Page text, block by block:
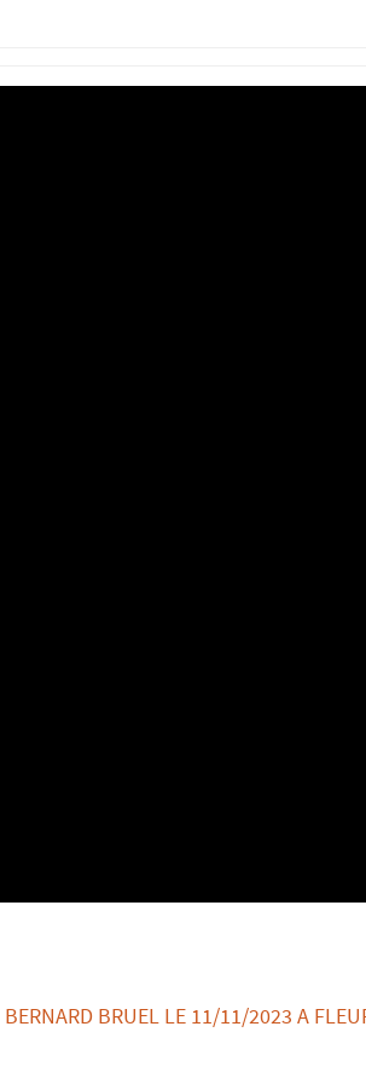
BERNARD BRUEL LE 11/11/2023 A